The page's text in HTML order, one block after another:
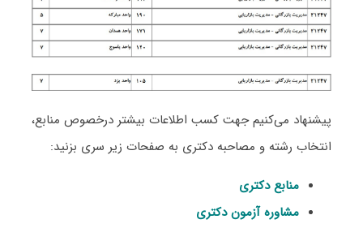
پیشنهاد می‌کنیم جهت کسب اطلاعات بیشتر درخصوص منابع،
انتخاب رشته و مصاحبه دکتری به صفحات زیر سری بزنید:
منابع دکتری
مشاوره آزمون دکتری